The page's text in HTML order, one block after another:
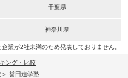
千葉県
神奈川県
業が2社未満のため発表しておりません。
ング・比較
誉田進学塾